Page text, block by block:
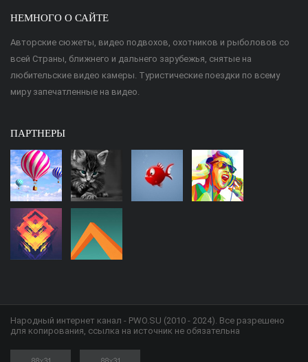
НЕМНОГО О САЙТЕ
Авторские сюжеты, видео подвохов, охотников и рыболовов со
всей Страны, ближнего и дальнего зарубежья, снятые на
любительские видео камеры. Туристические поездки по всему
миру запечатленные на видео.
ПАРТНЕРЫ
Народный интернет канал - PWO.SU (2010 - 2024). Все разрешено
для копирования, ссылка на источник не обязательна